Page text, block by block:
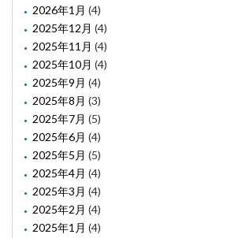
2026年1月 (4)
2025年12月 (4)
2025年11月 (4)
2025年10月 (4)
2025年9月 (4)
2025年8月 (3)
2025年7月 (5)
2025年6月 (4)
2025年5月 (5)
2025年4月 (4)
2025年3月 (4)
2025年2月 (4)
2025年1月 (4)